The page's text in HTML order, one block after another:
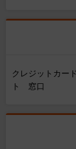
クレジットカ
ト 窓口